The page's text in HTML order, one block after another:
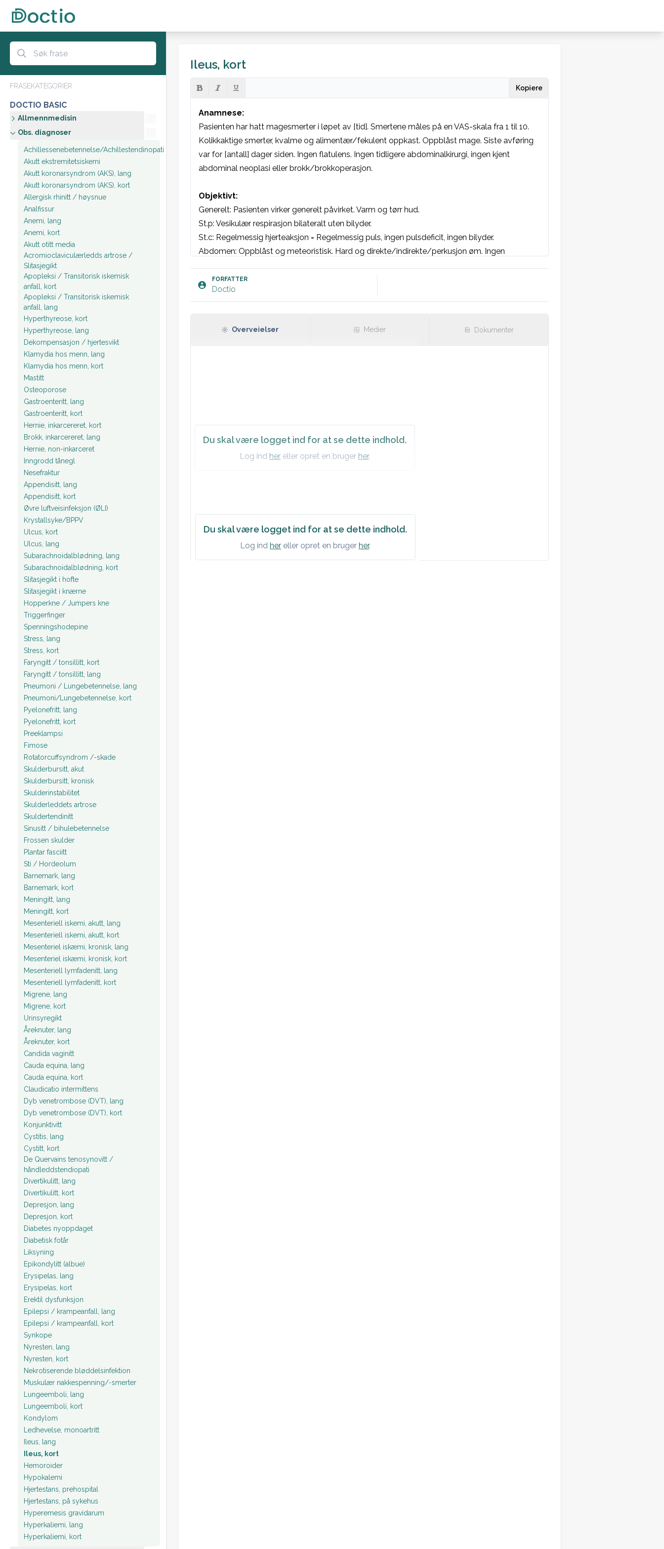
FRASEKATEGORIER
DOCTIO BASIC
Allmennmedisin
Obs. diagnoser
Achillessenebetennelse/Achillestendinopati
Akutt ekstremitetsiskemi
Akutt koronarsyndrom (AKS), lang
Akutt koronarsyndrom (AKS), kort
Allergisk rhinitt / høysnue
Analfissur
Anemi, lang
Anemi, kort
Akutt otitt media
Acromioclaviculærledds artrose /
Slitasjegikt
Apopleksi / Transitorisk iskemisk
anfall, kort
Apopleksi / Transitorisk iskemisk
anfall, lang
Hyperthyreose, kort
Hyperthyreose, lang
Dekompensasjon / hjertesvikt
Klamydia hos menn, lang
Klamydia hos menn, kort
Mastitt
Osteoporose
Gastroenteritt, lang
Gastroenteritt, kort
Hernie, inkarcereret, kort
Brokk, inkarcereret, lang
Hernie, non-inkarceret
Inngrodd tånegl
Nesefraktur
Appendisitt, lang
Appendisitt, kort
Øvre luftveisinfeksjon (ØLI)
Krystallsyke/BPPV
Ulcus, kort
Ulcus, lang
Subarachnoidalblødning, lang
Subarachnoidalblødning, kort
Slitasjegikt i hofte
Slitasjegikt i knærne
Hopperkne / Jumpers kne
Triggerfinger
Spenningshodepine
Stress, lang
Stress, kort
Faryngitt / tonsillitt, kort
Faryngitt / tonsillitt, lang
Pneumoni / Lungebetennelse, lang
Pneumoni/Lungebetennelse, kort
Pyelonefritt, lang
Pyelonefritt, kort
Preeklampsi
Fimose
Rotatorcuffsyndrom /-skade
Skulderbursitt, akut
Skulderbursitt, kronisk
Skulderinstabilitet
Skulderleddets artrose
Skuldertendinitt
Sinusitt / bihulebetennelse
Frossen skulder
Plantar fasciitt
Sti / Hordeolum
Barnemark, lang
Barnemark, kort
Meningitt, lang
Meningitt, kort
Mesenteriell iskemi, akutt, lang
Mesenteriell iskemi, akutt, kort
Mesenteriel iskæmi, kronisk, lang
Mesenteriel iskæmi, kronisk, kort
Mesenteriell lymfadenitt, lang
Mesenteriell lymfadenitt, kort
Migrene, lang
Migrene, kort
Urinsyregikt
Åreknuter, lang
Åreknuter, kort
Candida vaginitt
Cauda equina, lang
Cauda equina, kort
Claudicatio intermittens
Dyb venetrombose (DVT), lang
Dyb venetrombose (DVT), kort
Konjunktivitt
Cystitis, lang
Cystitt, kort
De Quervains tenosynovitt /
håndleddstendiopati
Divertikulitt, lang
Divertikulitt, kort
Depresjon, lang
Depresjon, kort
Diabetes nyoppdaget
Diabetisk fotår
Liksyning
Epikondylitt (albue)
Erysipelas, lang
Erysipelas, kort
Erektil dysfunksjon
Epilepsi / krampeanfall, lang
Epilepsi / krampeanfall, kort
Synkope
Nyresten, lang
Nyresten, kort
Nekrotiserende bløddelsinfektion
Muskulær nakkespenning/-smerter
Lungeemboli, lang
Lungeemboli, kort
Kondylom
Ledhevelse, monoartritt
Ileus, lang
Ileus, kort
Hemoroider
Hypokalemi
Hjertestans, prehospital
Hjertestans, på sykehus
Hyperemesis gravidarum
Hyperkaliemi, lang
Hyperkaliemi, kort
Ileus, kort
Kopiere
Anamnese:
Pasienten har hatt magesmerter i løpet av [tid]. Smertene måles på en VAS-skala fra 1 til 10.
Kolikkaktige smerter, kvalme og alimentær/fekulent oppkast. Oppblåst mage. Siste avføring
var for [antall] dager siden. Ingen flatulens. Ingen tidligere abdominalkirurgi, ingen kjent
abdominal neoplasi eller brokk/brokkoperasjon.
Objektivt:
Generelt: Pasienten virker generelt påvirket. Varm og tørr hud.
St.p: Vesikulær respirasjon bilateralt uten bilyder.
St.c: Regelmessig hjerteaksjon = Regelmessig puls, ingen pulsdeficit, ingen bilyder.
Abdomen: Oppblåst og meteoristisk. Hard og direkte/indirekte/perkusjon øm. Ingen
Rektaleksplorasjon: Normale perianale forhold. Ampullen tom. Ingen fylling. Hansken uten
avføring eller blod. Prostata er glatt, fast og elastisk.
EKG: Sinusrytme, frekvens [sett inn] uten iskemiske tegn eller ledningsforstyrrelser.
Du skal være logget ind for at se dette indhold.
Log ind her eller opret en bruger her.
FORFATTER
Doctio
Overveielser Medier Dokumenter
Du skal være logget ind for at se dette indhold.
Log ind her eller opret en bruger her.